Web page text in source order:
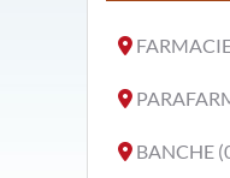
BANCHE